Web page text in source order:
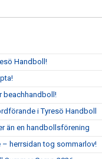
Handboll!
beachhandboll!
i Tyresö Handboll
än en handbollsförening
herrsidan tog sommarlov!